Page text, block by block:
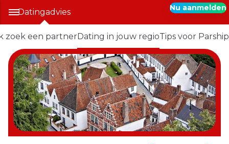
Datingadvies
zoek een partnerDating in jouw regioTips voor Parship
Nu aanmelden